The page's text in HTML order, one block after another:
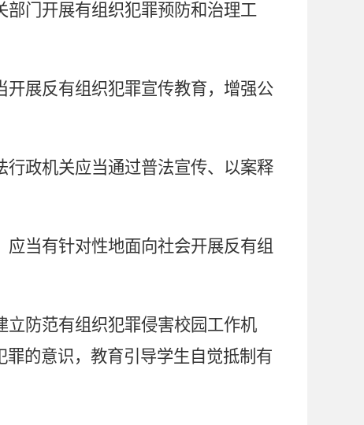
门开展有组织犯罪预防和治理工
展反有组织犯罪宣传教育，增强公
政机关应当通过普法宣传、以案释
当有针对性地面向社会开展反有组
防范有组织犯罪侵害校园工作机
的意识，教育引导学生自觉抵制有